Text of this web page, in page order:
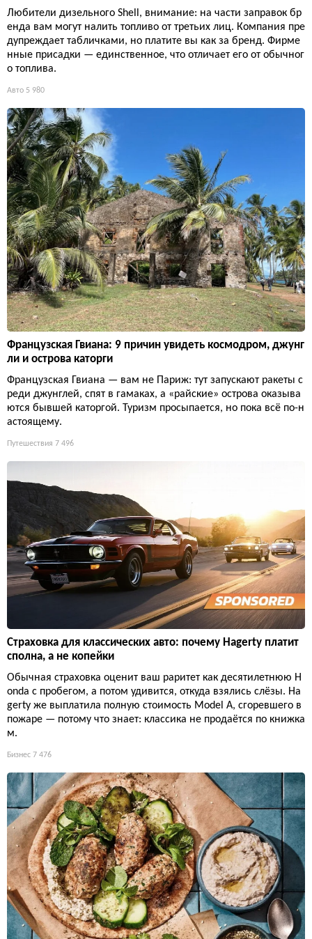
Любители дизельного Shell, внимание: на части заправок бр
енда вам могут налить топливо от третьих лиц. Компания пре
дупреждает табличками, но платите вы как за бренд. Фирме
нные присадки — единственное, что отличает его от обычног
о топлива.
Авто 5 980
Французская Гвиана: 9 причин увидеть космодром, джунг
ли и острова каторги
Французская Гвиана — вам не Париж: тут запускают ракеты с
реди джунглей, спят в гамаках, а «райские» острова оказыва
ются бывшей каторгой. Туризм просыпается, но пока всё по-н
астоящему.
Путешествия 7 496
Страховка для классических авто: почему Hagerty платит
сполна, а не копейки
Обычная страховка оценит ваш раритет как десятилетнюю H
onda с пробегом, а потом удивится, откуда взялись слёзы. Ha
gerty же выплатила полную стоимость Model A, сгоревшего в
пожаре — потому что знает: классика не продаётся по книжка
м.
Бизнес 7 476